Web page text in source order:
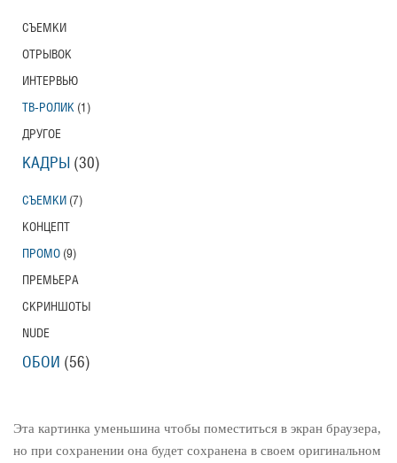
Эта картинка уменьшина чтобы поместиться в экран браузера,
но при сохранении она будет сохранена в своем оригинальном
СЪЕМКИ
ОТРЫВОК
ИНТЕРВЬЮ
ТВ-РОЛИК (1)
ДРУГОЕ
КАДРЫ (30)
СЪЕМКИ (7)
КОНЦЕПТ
ПРОМО (9)
ПРЕМЬЕРА
СКРИНШОТЫ
NUDE
ОБОИ (56)